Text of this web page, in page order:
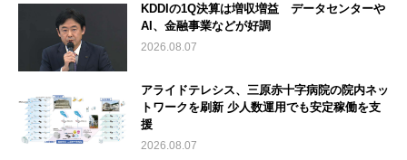
KDDIの1Q決算は増収増益 データセンターや
AI、金融事業などが好調
2026.08.07
アライドテレシス、三原赤十字病院の院内ネッ
トワークを刷新 少人数運用でも安定稼働を支
援
2026.08.07